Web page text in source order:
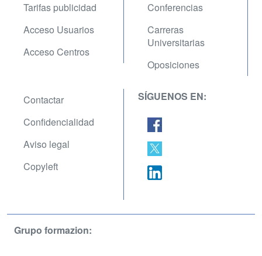
Tarifas publicidad
Acceso Usuarios
Acceso Centros
Conferencias
Carreras
Universitarias
Oposiciones
Contactar
Confidencialidad
Aviso legal
Copyleft
SÍGUENOS EN:
Grupo formazion: